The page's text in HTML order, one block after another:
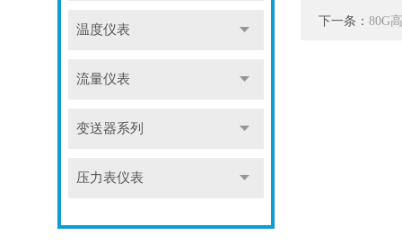
温度仪表
流量仪表
变送器系列
压力表仪表
下一条： 80G